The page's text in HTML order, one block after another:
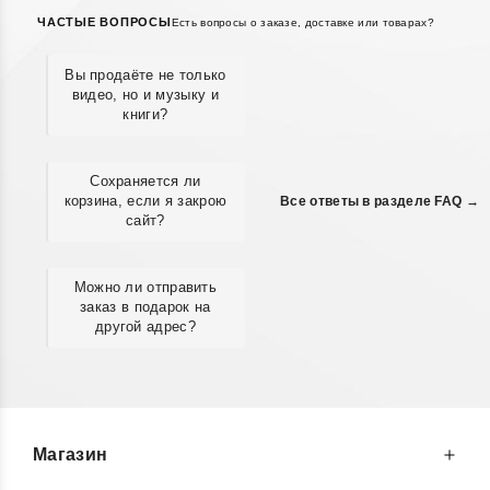
ЧАСТЫЕ ВОПРОСЫ Есть вопросы о заказе, доставке или товарах?
Вы продаёте не только
видео, но и музыку и
книги?
Сохраняется ли
корзина, если я закрою
сайт?
Можно ли отправить
заказ в подарок на
другой адрес?
Все ответы в разделе FAQ →
Магазин